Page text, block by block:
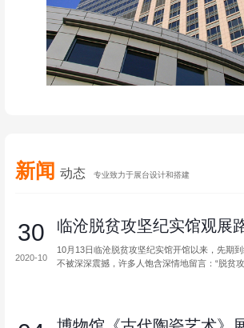
新闻 动态 专业致力于展台设计和搭建
30
2020-10
10月13日临沧脱贫攻坚纪实馆开馆以来，先期
不被深深震撼，许多人饱含深情地留言：“脱贫